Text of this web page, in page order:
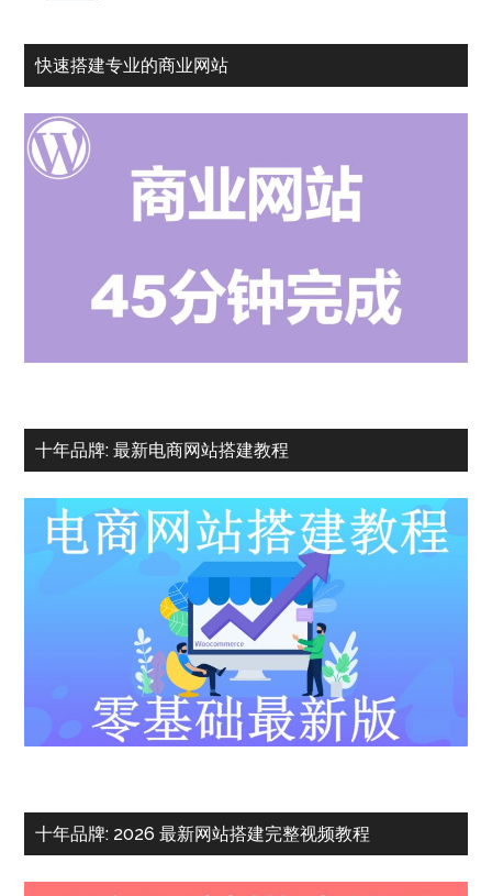
邮
箱快速搭建专业的商业网站
十年品牌: 最新电商网站搭建教程
十年品牌: 2026 最新网站搭建完整视频教程